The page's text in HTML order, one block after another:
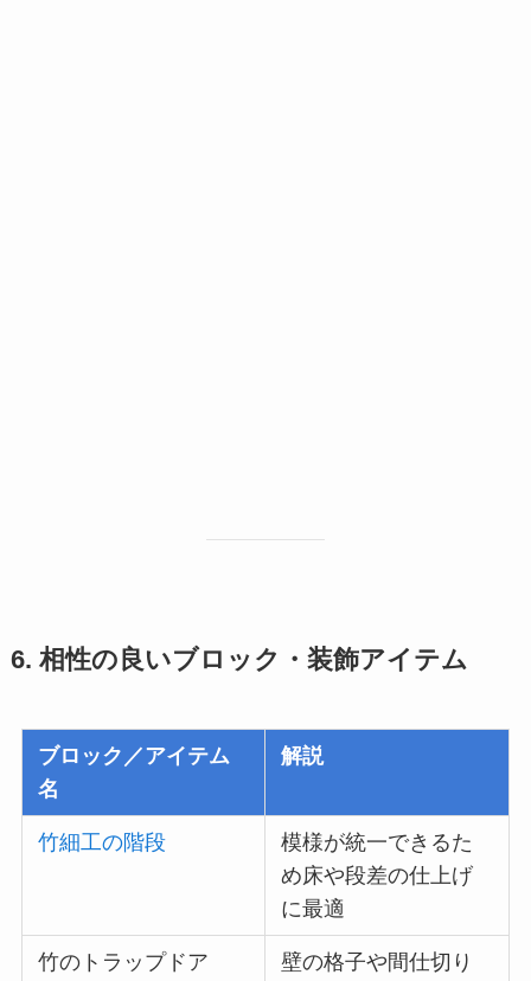
6. 相性の良いブロック・装飾アイテム
ブロック／アイテム
名
解説
竹細工の階段
模様が統一できるた
め床や段差の仕上げ
に最適
竹のトラップドア
壁の格子や間仕切り